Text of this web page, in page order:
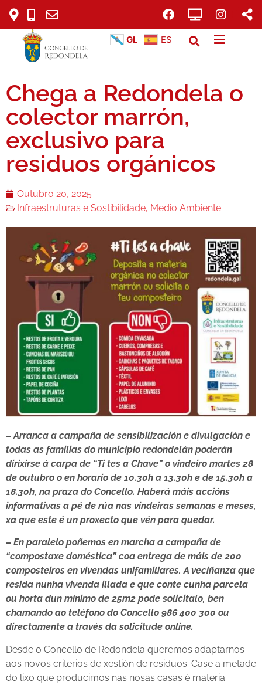
GL ES
Chega a Redondela o
colector marrón,
exclusivo para
residuos orgánicos
Outubro 20, 2025
Infraestruturas e Sostibilidade, Medio Ambiente
– Arranca a campaña de sensibilización e divulgación e
todas as familias do municipio redondelán poderán
dirixirse á carpa de “Ti tes a Chave” o vindeiro martes 28
de outubro o en horario de 10.30h a 13.30h e de 15.30h a
18.30h, na praza do Concello. Haberá máis accións
informativas a pé de rúa nas vindeiras semanas e meses,
xa que este é un proxecto que vén para quedar.
– En paralelo poñemos en marcha a campaña de
“compostaxe doméstica” coa entrega de máis de 200
composteiros en vivendas unifamiliares. A veciñanza que
resida nunha vivenda illada e que conte cunha parcela
ou horta dun mínimo de 25m2 pode solicitalo, ben
chamando ao teléfono do Concello 986 400 300 ou
directamente a través da solicitude online.
Desde o Concello de Redondela queremos adaptarnos
aos novos criterios de xestión de residuos. Case a metade
do lixo que producimos nas nosas casas é materia